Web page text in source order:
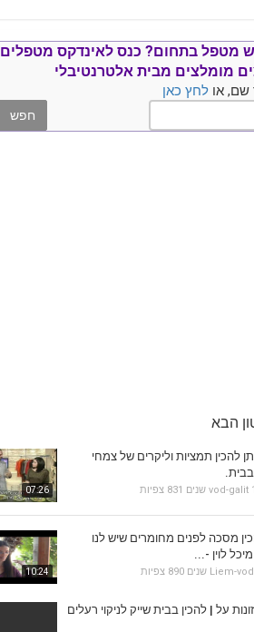
מטפל בתחום? כנס לאינדקס מטפלים
מומלצים מבית אלטרנטיבלי
שם, או לחץ כאן
הבא
07:26
להכין תמציות וליקרים של צמחי
vod-galit 831 צפיות
10:24
מסכה לפנים מחומרים שיש לנו
לוין -...
Liem-vod 890 צפיות
על | להכין בבית שייק לניקוי רעלים